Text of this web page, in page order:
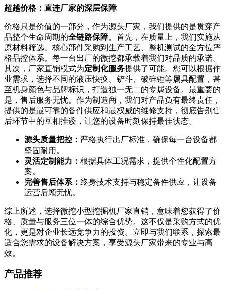
超越价格：直连厂家的深层保障
价格只是价值的一部分，作为源头厂家，我们提供的是贯穿产
品整个生命周期的全链路保障。首先，在质量上，我们实施从
原材料筛选、核心部件采购到生产工艺、整机测试的全方位严
格品控体系。每一台出厂的微挖都承载着我们对品质的承诺。
其次，厂家直销模式为定制化服务提供了可能。您可以根据作
业需求，选择不同的液压快换、铲斗、破碎锤等属具配置，甚
至机身颜色与品牌标识，打造独一无二的专属设备。最重要的
是，售后服务无忧。作为制造商，我们对产品负有最终责任，
提供的是最可靠的备件供应和最权威的维修支持，彻底告别售
后环节中的互相推诿，让您的设备时刻保持最佳状态。
源头质量把控： 严格执行出厂标准，确保每一台设备都
坚固耐用。
灵活定制能力： 根据具体工况需求，提供个性化配置方
案。
完善售后体系： 终身技术支持与稳定备件供应，让设备
运营后顾无忧。
综上所述，选择微挖小型挖掘机厂家直销，意味着您获得了价
格、质量与服务三位一体的综合优势。这不仅是采购方式的优
化，更是对企业长远竞争力的投资。立即与我们联系，探索最
适合您需求的设备解决方案，享受源头厂家带来的专业与高
效。
产品推荐